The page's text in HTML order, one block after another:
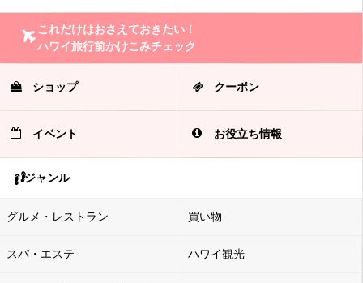
これだけはおさえておきたい！
ハワイ旅行前かけこみチェック
ショップ クーポン
イベント お役立ち情報
ジャンル
グルメ・レストラン 買い物
スパ・エステ ハワイ観光